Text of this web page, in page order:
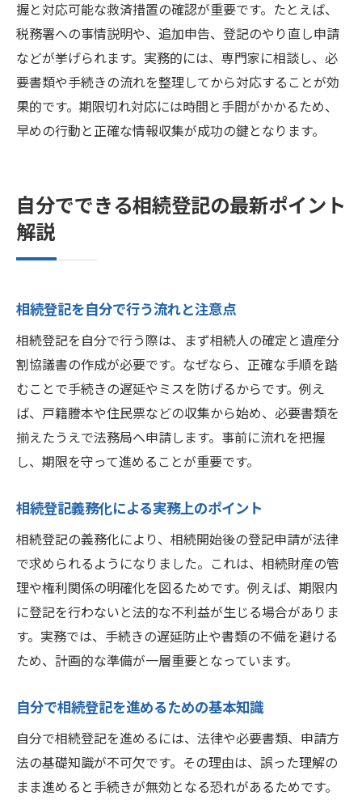
握と対応可能な救済措置の確認が重要です。たとえば、
税務署への事情説明や、追加申告、登記のやり直し申請
などが挙げられます。実務的には、専門家に相談し、必
要書類や手続きの流れを整理してから対応することが効
果的です。期限切れ対応には時間と手間がかかるため、
早めの行動と正確な情報収集が成功の鍵となります。
自分でできる相続登記の最新ポイント
解説
相続登記を自分で行う流れと注意点
相続登記を自分で行う際は、まず相続人の確定と遺産分
割協議書の作成が必要です。なぜなら、正確な手順を踏
むことで手続きの遅延やミスを防げるからです。例え
ば、戸籍謄本や住民票などの収集から始め、必要書類を
揃えたうえで法務局へ申請します。事前に流れを把握
し、期限を守って進めることが重要です。
相続登記義務化による実務上のポイント
相続登記の義務化により、相続開始後の登記申請が法律
で求められるようになりました。これは、相続財産の管
理や権利関係の明確化を図るためです。例えば、期限内
に登記を行わないと法的な不利益が生じる場合がありま
す。実務では、手続きの遅延防止や書類の不備を避ける
ため、計画的な準備が一層重要となっています。
自分で相続登記を進めるための基本知識
自分で相続登記を進めるには、法律や必要書類、申請方
法の基礎知識が不可欠です。その理由は、誤った理解の
まま進めると手続きが無効となる恐れがあるためです。